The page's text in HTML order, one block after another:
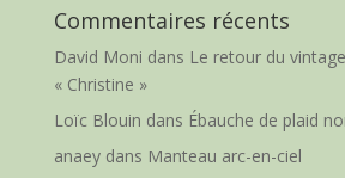
Commentaires récents
David Moni dans Le retour du
« Christine »
Loïc Blouin dans Ébauche de plaid
anaeydans Manteau arc-en-ciel